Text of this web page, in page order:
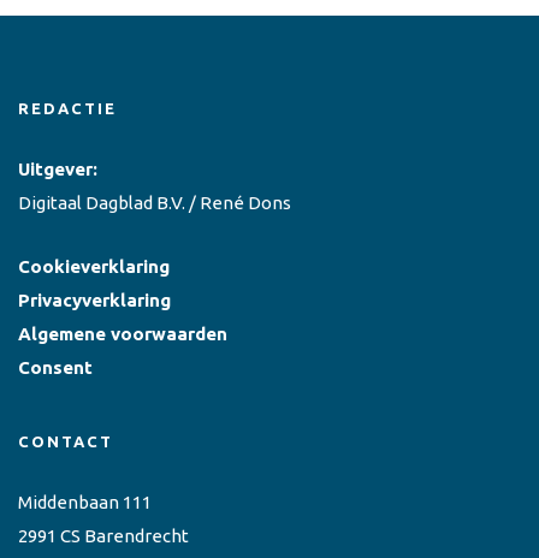
REDACTIE
Uitgever:
Digitaal Dagblad B.V. / René Dons
Cookieverklaring
Privacyverklaring
Algemene voorwaarden
Consent
CONTACT
Middenbaan 111
2991 CS Barendrecht